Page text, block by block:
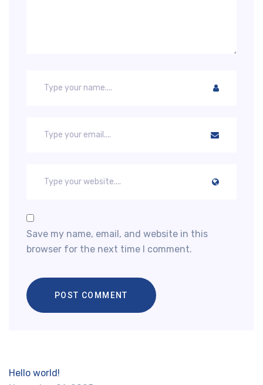
Save my name, email, and website in this
browser for the next time I comment.
Hello world!